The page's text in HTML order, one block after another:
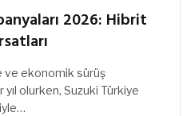
2026: Hibrit
ve ekonomik sürüş
yıl olurken, Suzuki Türkiye